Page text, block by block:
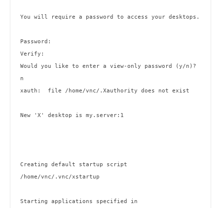
You will require a password to access your desktops.
Password:
Verify:
Would you like to enter a view-only password (y/n)?
n
xauth:  file /home/vnc/.Xauthority does not exist
New 'X' desktop is my.server:1
Creating default startup script
/home/vnc/.vnc/xstartup
Starting applications specified in